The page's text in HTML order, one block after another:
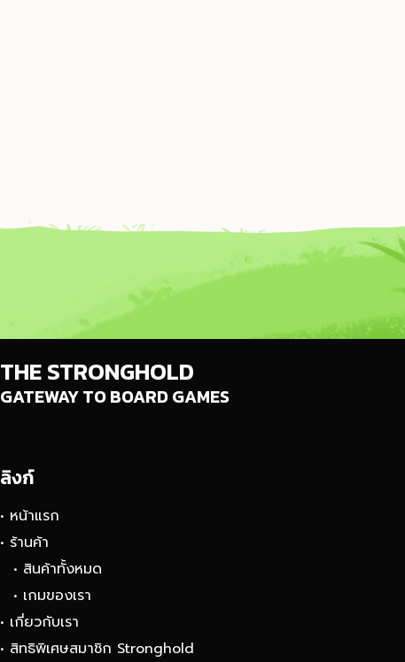
THE STRONGHOLD
GATEWAY TO BOARD GAMES
ลิงก์
• หน้าแรก
• ร้านค้า
• สินค้าทั้งหมด
• เกมของเรา
• เกี่ยวกับเรา
• สิทธิพิเศษสมาชิก Stronghold